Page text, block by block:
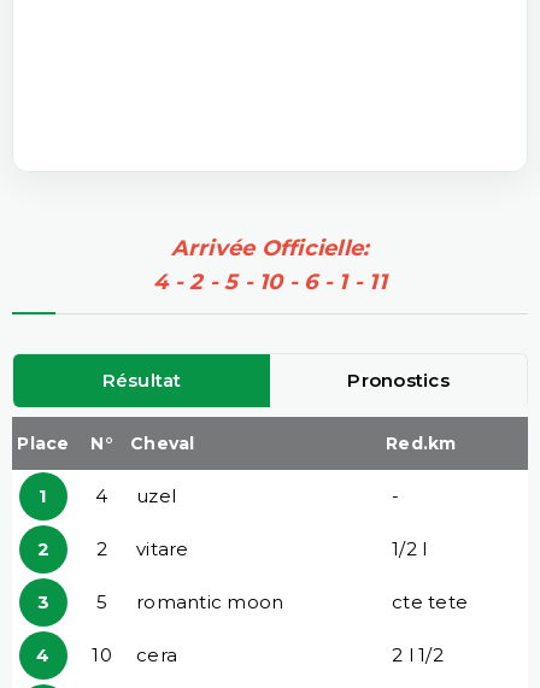
Arrivée Officielle:
4 - 2 - 5 - 10 - 6 - 1 - 11
Résultat Pronostics
Place N° Cheval Red.km
1 4 uzel -
2 2 vitare 1/2 l
3 5 romantic moon cte tete
4 10 cera 2 l 1/2